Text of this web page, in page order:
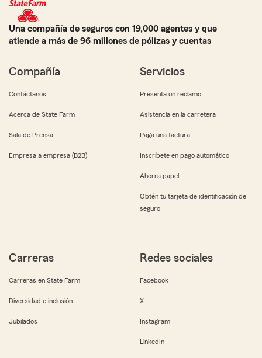
Una compañía de seguros con 19,000 agentes y que
atiende a más de 96 millones de pólizas y cuentas
Compañía
Contáctanos
Acerca de State Farm
Sala de Prensa
Empresa a empresa (B2B)
Servicios
Presenta un reclamo
Asistencia en la carretera
Paga una factura
Inscríbete en pago automático
Ahorra papel
Obtén tu tarjeta de identificación de
seguro
Carreras
Carreras en State Farm
Diversidad e inclusión
Jubilados
Redes sociales
Facebook
X
Instagram
LinkedIn